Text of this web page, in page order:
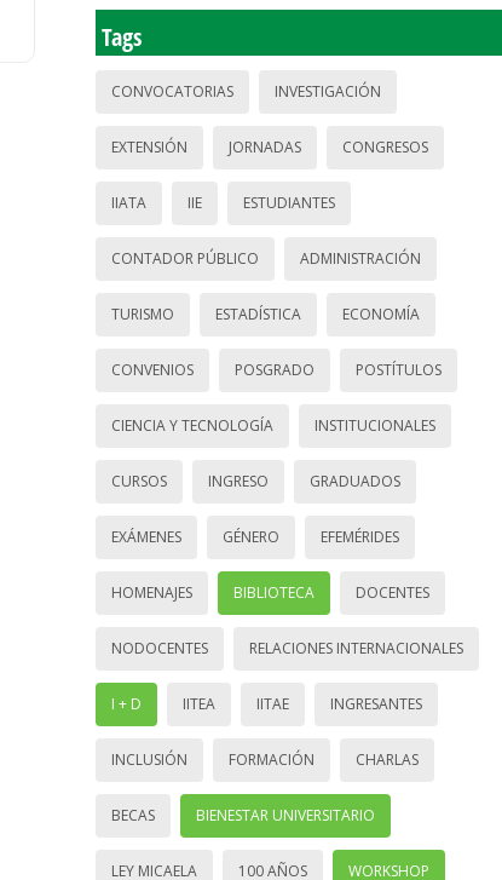
Tags
CONVOCATORIAS INVESTIGACIÓN
EXTENSIÓN JORNADAS CONGRESOS
IIATA IIE ESTUDIANTES
CONTADOR PÚBLICO ADMINISTRACIÓN
TURISMO ESTADÍSTICA ECONOMÍA
CONVENIOS POSGRADO POSTÍTULOS
CIENCIA Y TECNOLOGÍA INSTITUCIONALES
CURSOS INGRESO GRADUADOS
EXÁMENES GÉNERO EFEMÉRIDES
HOMENAJES BIBLIOTECA DOCENTES
NODOCENTES RELACIONES INTERNACIONALES
I + D IITEA IITAE INGRESANTES
INCLUSIÓN FORMACIÓN CHARLAS
BECAS BIENESTAR UNIVERSITARIO
LEY MICAELA 100 AÑOS WORKSHOP